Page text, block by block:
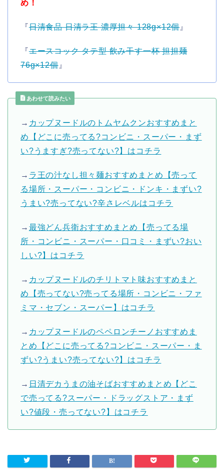
め！
『日清食品 日清ラ王 濃厚担々 128g×12個』
『エースコック タテ型 飲み干す一杯 担担麺
76g×12個』
あわせて読みたい
→ カップヌードルのトムヤムクンおすすめまと
め【どこに売ってる?コンビニ・スーパー・まず
い?うますぎ?売ってない?】はコチラ
→ ラ王の汁なし担々麺おすすめまとめ【売って
る場所・スーパー・コンビニ・ドンキ・まずい?
うまい?売ってない?辛さレベルはコチラ
→ 最強どん兵衛おすすめまとめ【売ってる場
所・コンビニ・スーパー・口コミ・まずい?おい
しい?】はコチラ
→ カップヌードルのチリトマト味おすすめまと
め【売ってない?売ってる場所・コンビニ・ファ
ミマ・セブン・スーパー】はコチラ
→ カップヌードルのペペロンチーノおすすめま
とめ【どこに売ってる?コンビニ・スーパー・ま
ずい?うまい?売ってない?】はコチラ
→ 日清デカうまの油そばおすすめまとめ【どこ
で売ってる?スーパー・ドラッグストア・まず
い?値段・売ってない?】はコチラ